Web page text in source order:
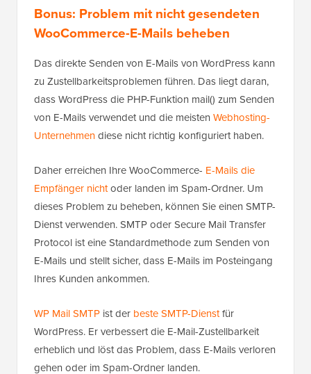
Bonus: Problem mit nicht gesendeten
WooCommerce-E-Mails beheben
Das direkte Senden von E-Mails von WordPress kann
zu Zustellbarkeitsproblemen führen. Das liegt daran,
dass WordPress die PHP-Funktion mail() zum Senden
von E-Mails verwendet und die meisten Webhosting-
Unternehmendiese nicht richtig konfiguriert haben.
Daher erreichen Ihre WooCommerce- E-Mails die
Empfänger nichtoder landen im Spam-Ordner. Um
dieses Problem zu beheben, können Sie einen SMTP-
Dienst verwenden. SMTP oder Secure Mail Transfer
Protocol ist eine Standardmethode zum Senden von
E-Mails und stellt sicher, dass E-Mails im Posteingang
Ihres Kunden ankommen.
WP Mail SMTP ist der beste SMTP-Dienstfür
WordPress. Er verbessert die E-Mail-Zustellbarkeit
erheblich und löst das Problem, dass E-Mails verloren
gehen oder im Spam-Ordner landen.